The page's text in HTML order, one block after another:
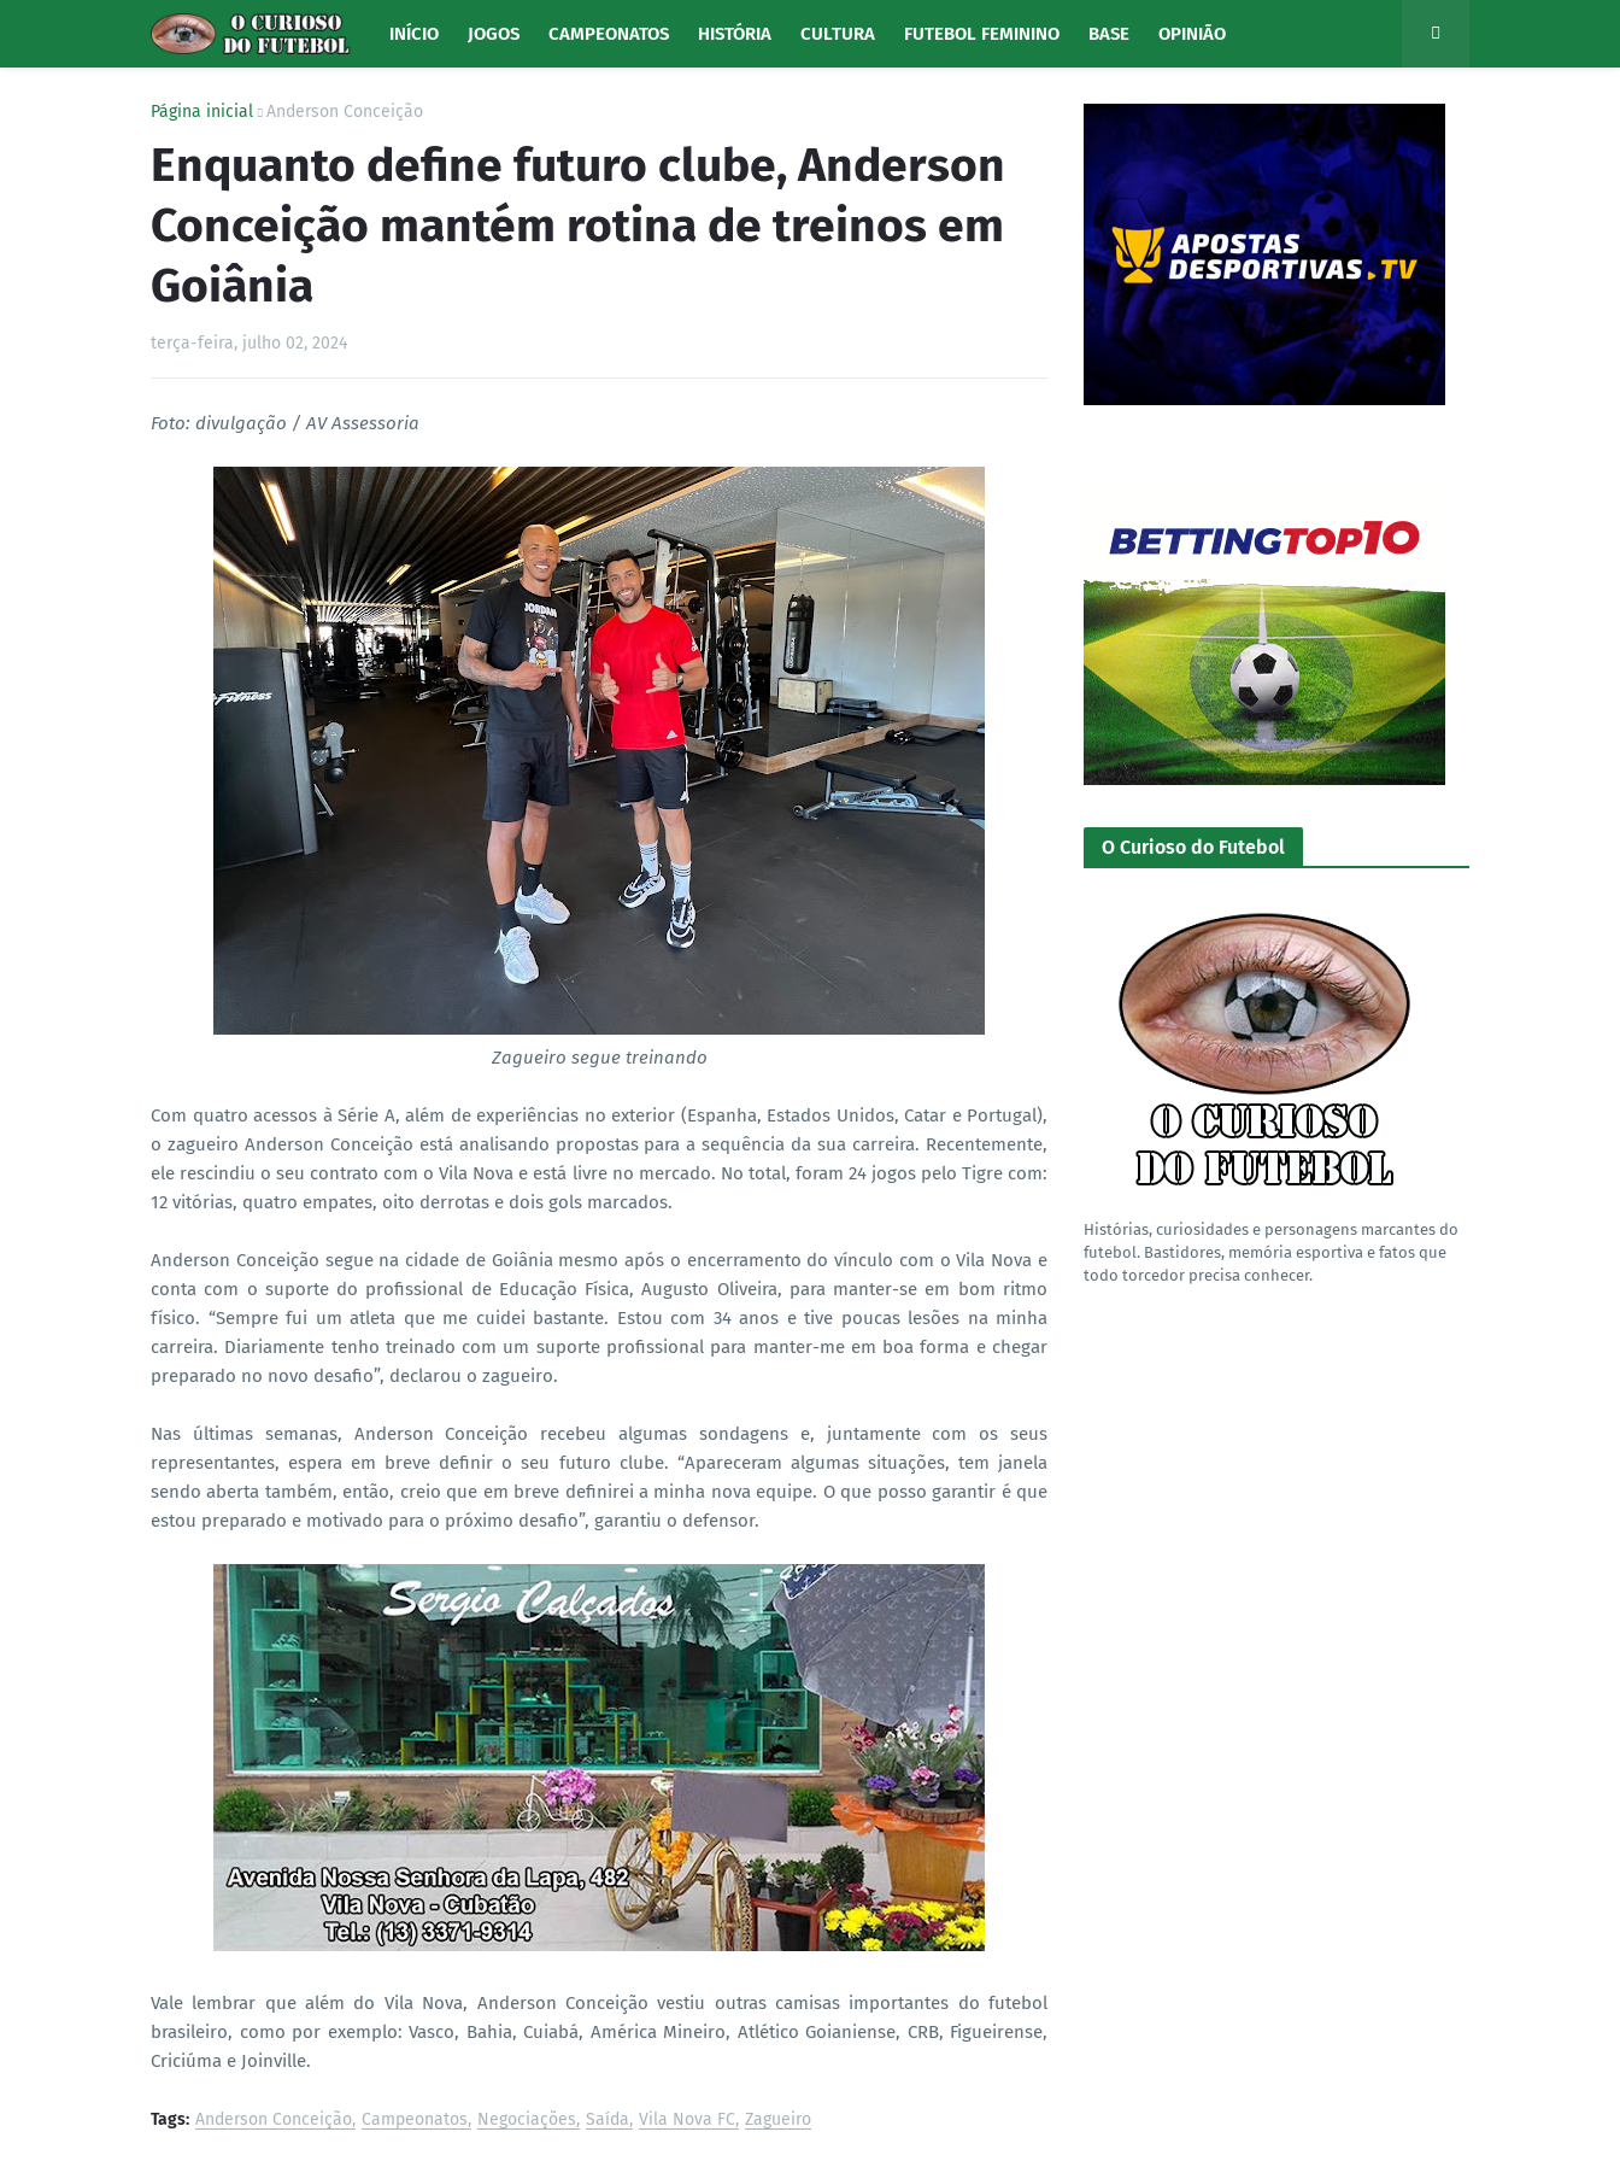
INÍCIO JOGOS CAMPEONATOS HISTÓRIA CULTURA FUTEBOL FEMININO BASE OPINIÃO
Página inicial Anderson Conceição
Enquanto define futuro clube, Anderson
Conceição mantém rotina de treinos em
Goiânia
terça-feira, julho 02, 2024
Foto: divulgação / AV Assessoria
Zagueiro segue treinando
Com quatro acessos à Série A, além de experiências no exterior (Espanha, Estados Unidos, Catar e Portugal),
o zagueiro Anderson Conceição está analisando propostas para a sequência da sua carreira. Recentemente,
ele rescindiu o seu contrato com o Vila Nova e está livre no mercado. No total, foram 24 jogos pelo Tigre com:
12 vitórias, quatro empates, oito derrotas e dois gols marcados.
Anderson Conceição segue na cidade de Goiânia mesmo após o encerramento do vínculo com o Vila Nova e
conta com o suporte do profissional de Educação Física, Augusto Oliveira, para manter-se em bom ritmo
físico. “Sempre fui um atleta que me cuidei bastante. Estou com 34 anos e tive poucas lesões na minha
carreira. Diariamente tenho treinado com um suporte profissional para manter-me em boa forma e chegar
preparado no novo desafio”, declarou o zagueiro.
Nas últimas semanas, Anderson Conceição recebeu algumas sondagens e, juntamente com os seus
representantes, espera em breve definir o seu futuro clube. “Apareceram algumas situações, tem janela
sendo aberta também, então, creio que em breve definirei a minha nova equipe. O que posso garantir é que
estou preparado e motivado para o próximo desafio”, garantiu o defensor.
Vale lembrar que além do Vila Nova, Anderson Conceição vestiu outras camisas importantes do futebol
brasileiro, como por exemplo: Vasco, Bahia, Cuiabá, América Mineiro, Atlético Goianiense, CRB, Figueirense,
Criciúma e Joinville.
Tags: Anderson Conceição Campeonatos Negociações Saída Vila Nova FC Zagueiro
O Curioso do Futebol
Histórias, curiosidades e personagens marcantes do
futebol. Bastidores, memória esportiva e fatos que
todo torcedor precisa conhecer.